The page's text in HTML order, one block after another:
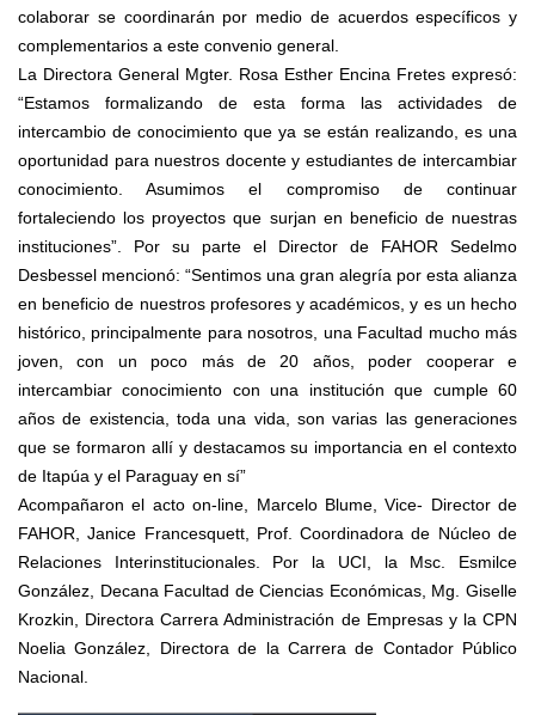
colaborar se coordinarán por medio de acuerdos específicos y
complementarios a este convenio general.
La Directora General Mgter. Rosa Esther Encina Fretes expresó:
“Estamos formalizando de esta forma las actividades de
intercambio de conocimiento que ya se están realizando, es una
oportunidad para nuestros docente y estudiantes de intercambiar
conocimiento. Asumimos el compromiso de continuar
fortaleciendo los proyectos que surjan en beneficio de nuestras
instituciones”. Por su parte el Director de FAHOR Sedelmo
Desbessel mencionó: “Sentimos una gran alegría por esta alianza
en beneficio de nuestros profesores y académicos, y es un hecho
histórico, principalmente para nosotros, una Facultad mucho más
joven, con un poco más de 20 años, poder cooperar e
intercambiar conocimiento con una institución que cumple 60
años de existencia, toda una vida, son varias las generaciones
que se formaron allí y destacamos su importancia en el contexto
de Itapúa y el Paraguay en sí”
Acompañaron el acto on-line, Marcelo Blume, Vice- Director de
FAHOR, Janice Francesquett, Prof. Coordinadora de Núcleo de
Relaciones Interinstitucionales. Por la UCI, la Msc. Esmilce
González, Decana Facultad de Ciencias Económicas, Mg. Giselle
Krozkin, Directora Carrera Administración de Empresas y la CPN
Noelia González, Directora de la Carrera de Contador Público
Nacional.